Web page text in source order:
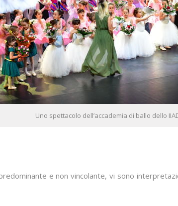
Uno spettacolo dell’accademia di ballo dello
e non vincolante, vi sono